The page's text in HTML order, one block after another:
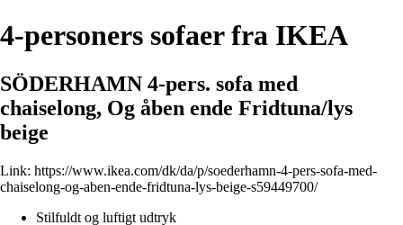
4-personers sofaer fra IKEA
SÖDERHAMN 4-pers. sofa med
chaiselong, Og åben ende Fridtuna/lys
beige
Link: https://www.ikea.com/dk/da/p/soederhamn-4-pers-sofa-med-
chaiselong-og-aben-ende-fridtuna-lys-beige-s59449700/
Stilfuldt og luftigt udtryk